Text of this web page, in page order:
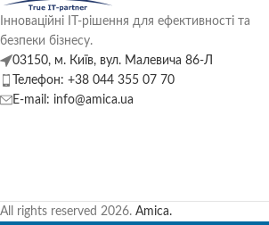
Інноваційні ІТ-рішення для ефективності та
безпеки бізнесу.
03150, м. Київ, вул. Малевича 86-Л
Телефон: +38 044 355 07 70
E-mail: info@amica.ua
All rights reserved 2026. Amica.